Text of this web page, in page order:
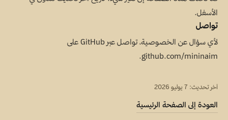
الأسفل.
تواصل
لأي سؤال عن الخصوصية، تواصل عبر GitHub على
github.com/mininaim.
آخر تحديث: 7 يوليو 2026
العودة إلى الصفحة الرئيسية